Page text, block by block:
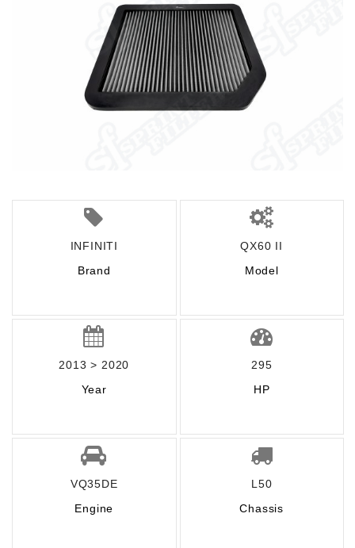
INFINITI
Brand
QX60 II
Model
2013 > 2020
Year
295
HP
VQ35DE
Engine
L50
Chassis